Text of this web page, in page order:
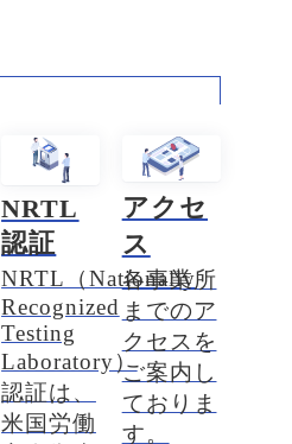
NRTL
認証
NRTL（Nationally
Recognized
Testing
Laboratory）
認証は、
米国労働
アクセ
ス
各事業所
までのア
クセスを
ご案内し
ておりま
す。